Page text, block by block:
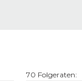
70 Folgeraten: